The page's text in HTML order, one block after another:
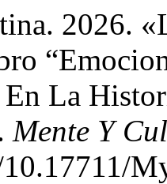
2026.
En La
Mente Y